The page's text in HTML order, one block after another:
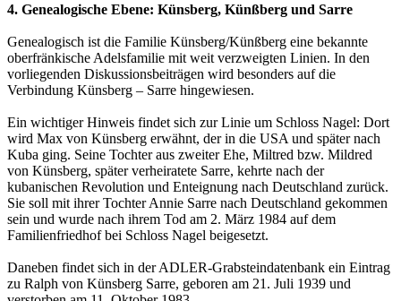
4. Genealogische Ebene: Künsberg, Künßberg und Sarre
Genealogisch ist die Familie Künsberg/Künßberg eine bekannte
oberfränkische Adelsfamilie mit weit verzweigten Linien. In den
vorliegenden Diskussionsbeiträgen wird besonders auf die
Verbindung Künsberg – Sarre hingewiesen.
Ein wichtiger Hinweis findet sich zur Linie um Schloss Nagel: Dort
wird Max von Künsberg erwähnt, der in die USA und später nach
Kuba ging. Seine Tochter aus zweiter Ehe, Miltred bzw. Mildred
von Künsberg, später verheiratete Sarre, kehrte nach der
kubanischen Revolution und Enteignung nach Deutschland zurück.
Sie soll mit ihrer Tochter Annie Sarre nach Deutschland gekommen
sein und wurde nach ihrem Tod am 2. März 1984 auf dem
Familienfriedhof bei Schloss Nagel beigesetzt.
Daneben findet sich in der ADLER-Grabsteindatenbank ein Eintrag
zu Ralph von Künsberg Sarre, geboren am 21. Juli 1939 und